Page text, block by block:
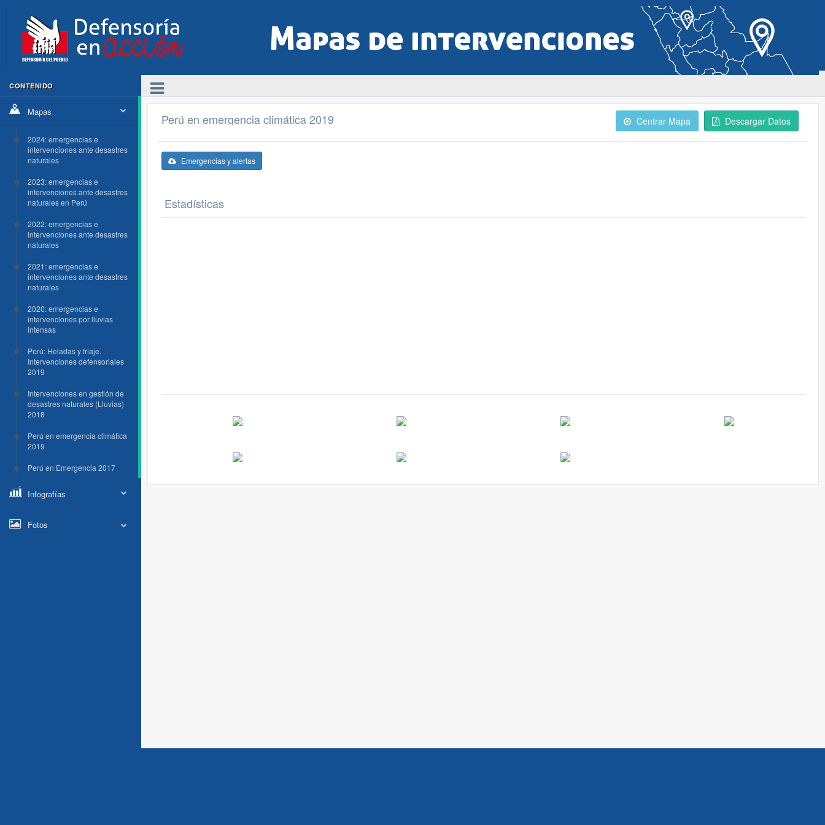
CONTENIDO
Mapas
2024: emergencias e
intervenciones ante desastres
naturales
2023: emergencias e
intervenciones ante desastres
naturales en Perú
2022: emergencias e
intervenciones ante desastres
naturales
2021: emergencias e
intervenciones ante desastres
naturales
2020: emergencias e
intervenciones por lluvias
intensas
Perú: Heladas y friaje.
Intervenciones defensoriales
2019
Intervenciones en gestión de
desastres naturales (Lluvias)
2018
Perú en emergencia climática
2019
Perú en Emergencia 2017
Infografías
Fotos
Perú en emergencia climática 2019 Centrar Mapa Descargar Datos
Emergencias y alertas
Estadísticas